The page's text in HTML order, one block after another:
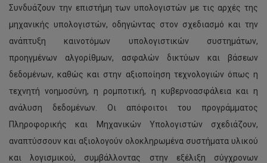
Συνδυάζουν την επιστήμη των υπολογιστών με τις αρχές της
μηχανικής υπολογιστών, οδηγώντας στον σχεδιασμό και την
ανάπτυξη καινοτόμων υπολογιστικών συστημάτων,
προηγμένων αλγορίθμων, ασφαλών δικτύων και βάσεων
δεδομένων, καθώς και στην αξιοποίηση τεχνολογιών όπως η
τεχνητή νοημοσύνη, η ρομποτική, η κυβερνοασφάλεια και η
ανάλυση δεδομένων. Οι απόφοιτοι του προγράμματος
Πληροφορικής και Μηχανικών Υπολογιστών σχεδιάζουν,
αναπτύσσουν και αξιολογούν ολοκληρωμένα συστήματα υλικού
και λογισμικού, συμβάλλοντας στην εξέλιξη σύγχρονων